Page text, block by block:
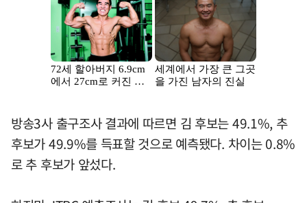
방송3사 출구조사 결과에 따르면 김 후보는 49.1%, 추
후보가 49.9%를 득표할 것으로 예측됐다. 차이는 0.8%
로 추 후보가 앞섰다.